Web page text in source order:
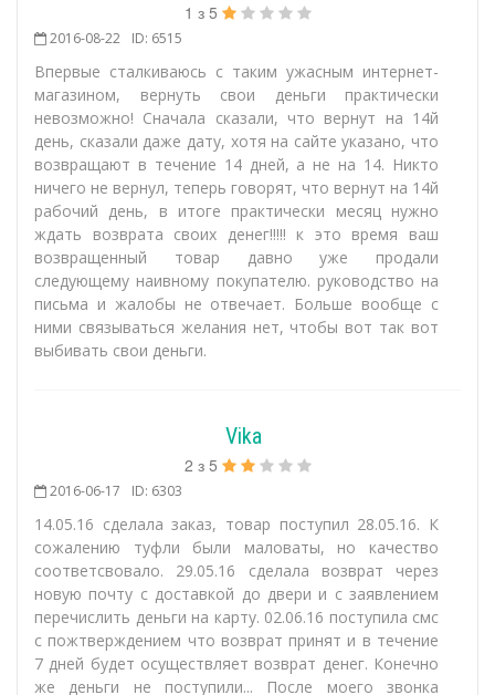
1 з 5
2016-08-22 ID: 6515
Впервые сталкиваюсь с таким ужасным интернет-
магазином, вернуть свои деньги практически
невозможно! Сначала сказали, что вернут на 14й
день, сказали даже дату, хотя на сайте указано, что
возвращают в течение 14 дней, а не на 14. Никто
ничего не вернул, теперь говорят, что вернут на 14й
рабочий день, в итоге практически месяц нужно
ждать возврата своих денег!!!!! к это время ваш
возвращенный товар давно уже продали
следующему наивному покупателю. руководство на
письма и жалобы не отвечает. Больше вообще с
ними связываться желания нет, чтобы вот так вот
выбивать свои деньги.
Vika
2 з 5
2016-06-17 ID: 6303
14.05.16 сделала заказ, товар поступил 28.05.16. К
сожалению туфли были маловаты, но качество
соответсвовало. 29.05.16 сделала возврат через
новую почту с доставкой до двери и с заявлением
перечислить деньги на карту. 02.06.16 поступила смс
с пожтверждением что возврат принят и в течение
7 дней будет осуществляет возврат денег. Конечно
же деньги не поступили... После моего звонка